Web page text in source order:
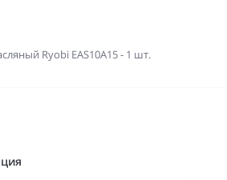
Ryobi EAS10A15 - 1 шт.